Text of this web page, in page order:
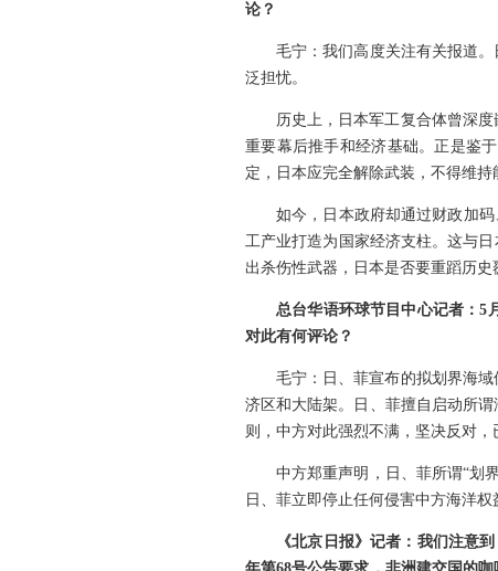
论？
毛宁：我们高度关注有关报道
泛担忧。
历史上，日本军工复合体曾深
重要幕后推手和经济基础。正是鉴
定，日本应完全解除武装，不得维持
如今，日本政府却通过财政加
工产业打造为国家经济支柱。这与
出杀伤性武器，日本是否要重蹈历
总台华语环球节目中心记者：5
对此有何评论？
毛宁：日、菲宣布的拟划界海
济区和大陆架。日、菲擅自启动所
则，中方对此强烈不满，坚决反对，
中方郑重声明，日、菲所谓“划
日、菲立即停止任何侵害中方海洋
《北京日报》记者：我们注意